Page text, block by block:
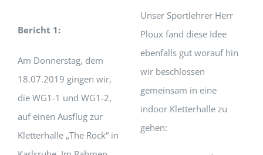
Bericht 1:
Am Donnerstag, dem
18.07.2019 gingen wir,
die WG1-1 und WG1-2,
auf einen Ausflug zur
Kletterhalle „The Rock“ in
Unser Sportlehrer Herr
Ploux fand diese Idee
ebenfalls gut worauf hin
wir beschlossen
gemeinsam in eine
indoor Kletterhalle zu
gehen: